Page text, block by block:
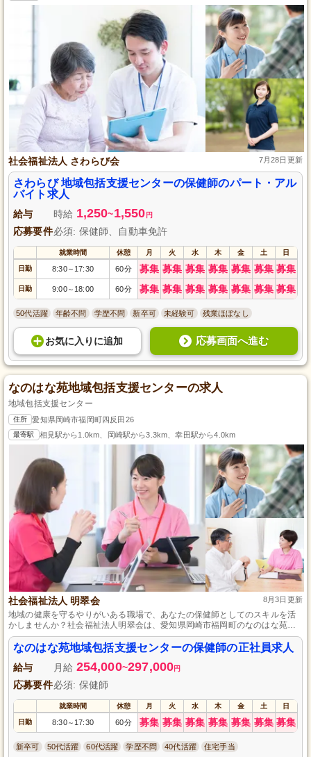
社会福祉法人 さわらび会 7月28日更新
さわらび 地域包括支援センターの保健師のパート・アル
バイト求人
給与 時給 1,250~1,550 円
応募要件必須: 保健師、自動車免許
就業時間 休憩 月 火 水 木 金 土 日
日勤 8:30～ 17:30 60分 募集 募集 募集 募集 募集 募集 募集
日勤 9:00～ 18:00 60分 募集 募集 募集 募集 募集 募集 募集
50代活躍 年齢不問 学歴不問 新卒可 未経験可 残業ほぼなし
お気に入り に追加 応募画面へ進む
なのはな苑地域包括支援センターの求人
地域包括支援センター
住所 愛知県岡崎市福岡町四反田26
最寄駅 相見駅から1.0km、岡崎駅から3.3km、幸田駅から4.0km
社会福祉法人 明翠会 8月3日更新
地域の健康を守るやりがいある職場で、あなたの保健師としてのスキルを活
かしませんか？社会福祉法人明翠会は、愛知県岡崎市福岡町のなのはな苑地
域包括支援センターで保健師を募集しています。地域住民の健康支援や予防
活動を行い、関係機関と協力しながら、地域包括型ケアを提供する重要な役
割を担います。正社員として安定した職場環境を提供し、経験豊富な保健師
を歓迎します。地域のプロフェッショナルとして共に成長しましょう。
なのはな苑地域包括支援センターの保健師の正社員求人
給与 月給 254,000~297,000円
応募要件必須: 保健師
就業時間 休憩 月 火 水 木 金 土 日
日勤 8:30～ 17:30 60分 募集 募集 募集 募集 募集 募集 募集
新卒可 50代活躍 60代活躍 学歴不問 40代活躍 住宅手当